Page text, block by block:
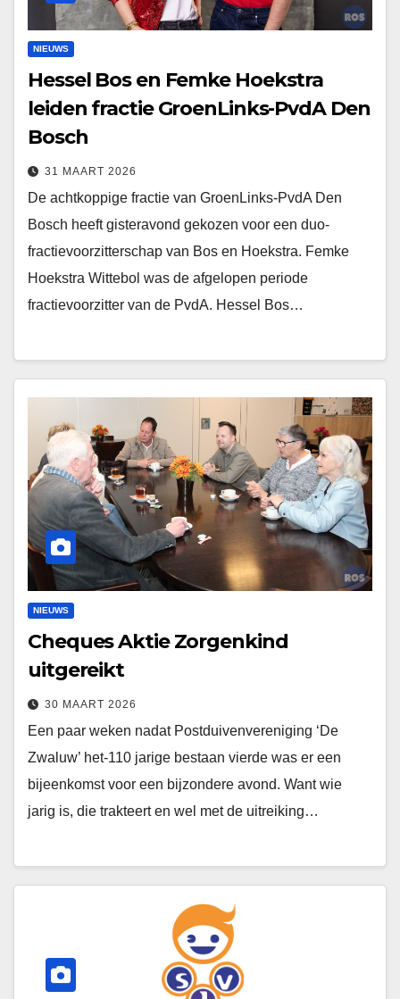
NIEUWS
Hessel Bos en Femke Hoekstra
leiden fractie GroenLinks-PvdA Den
Bosch
31 MAART 2026
De achtkoppige fractie van GroenLinks-PvdA Den
Bosch heeft gisteravond gekozen voor een duo-
fractievoorzitterschap van Bos en Hoekstra. Femke
Hoekstra Wittebol was de afgelopen periode
fractievoorzitter van de PvdA. Hessel Bos…
NIEUWS
Cheques Aktie Zorgenkind
uitgereikt
30 MAART 2026
Een paar weken nadat Postduivenvereniging ‘De
Zwaluw’ het-110 jarige bestaan vierde was er een
bijeenkomst voor een bijzondere avond. Want wie
jarig is, die trakteert en wel met de uitreiking…